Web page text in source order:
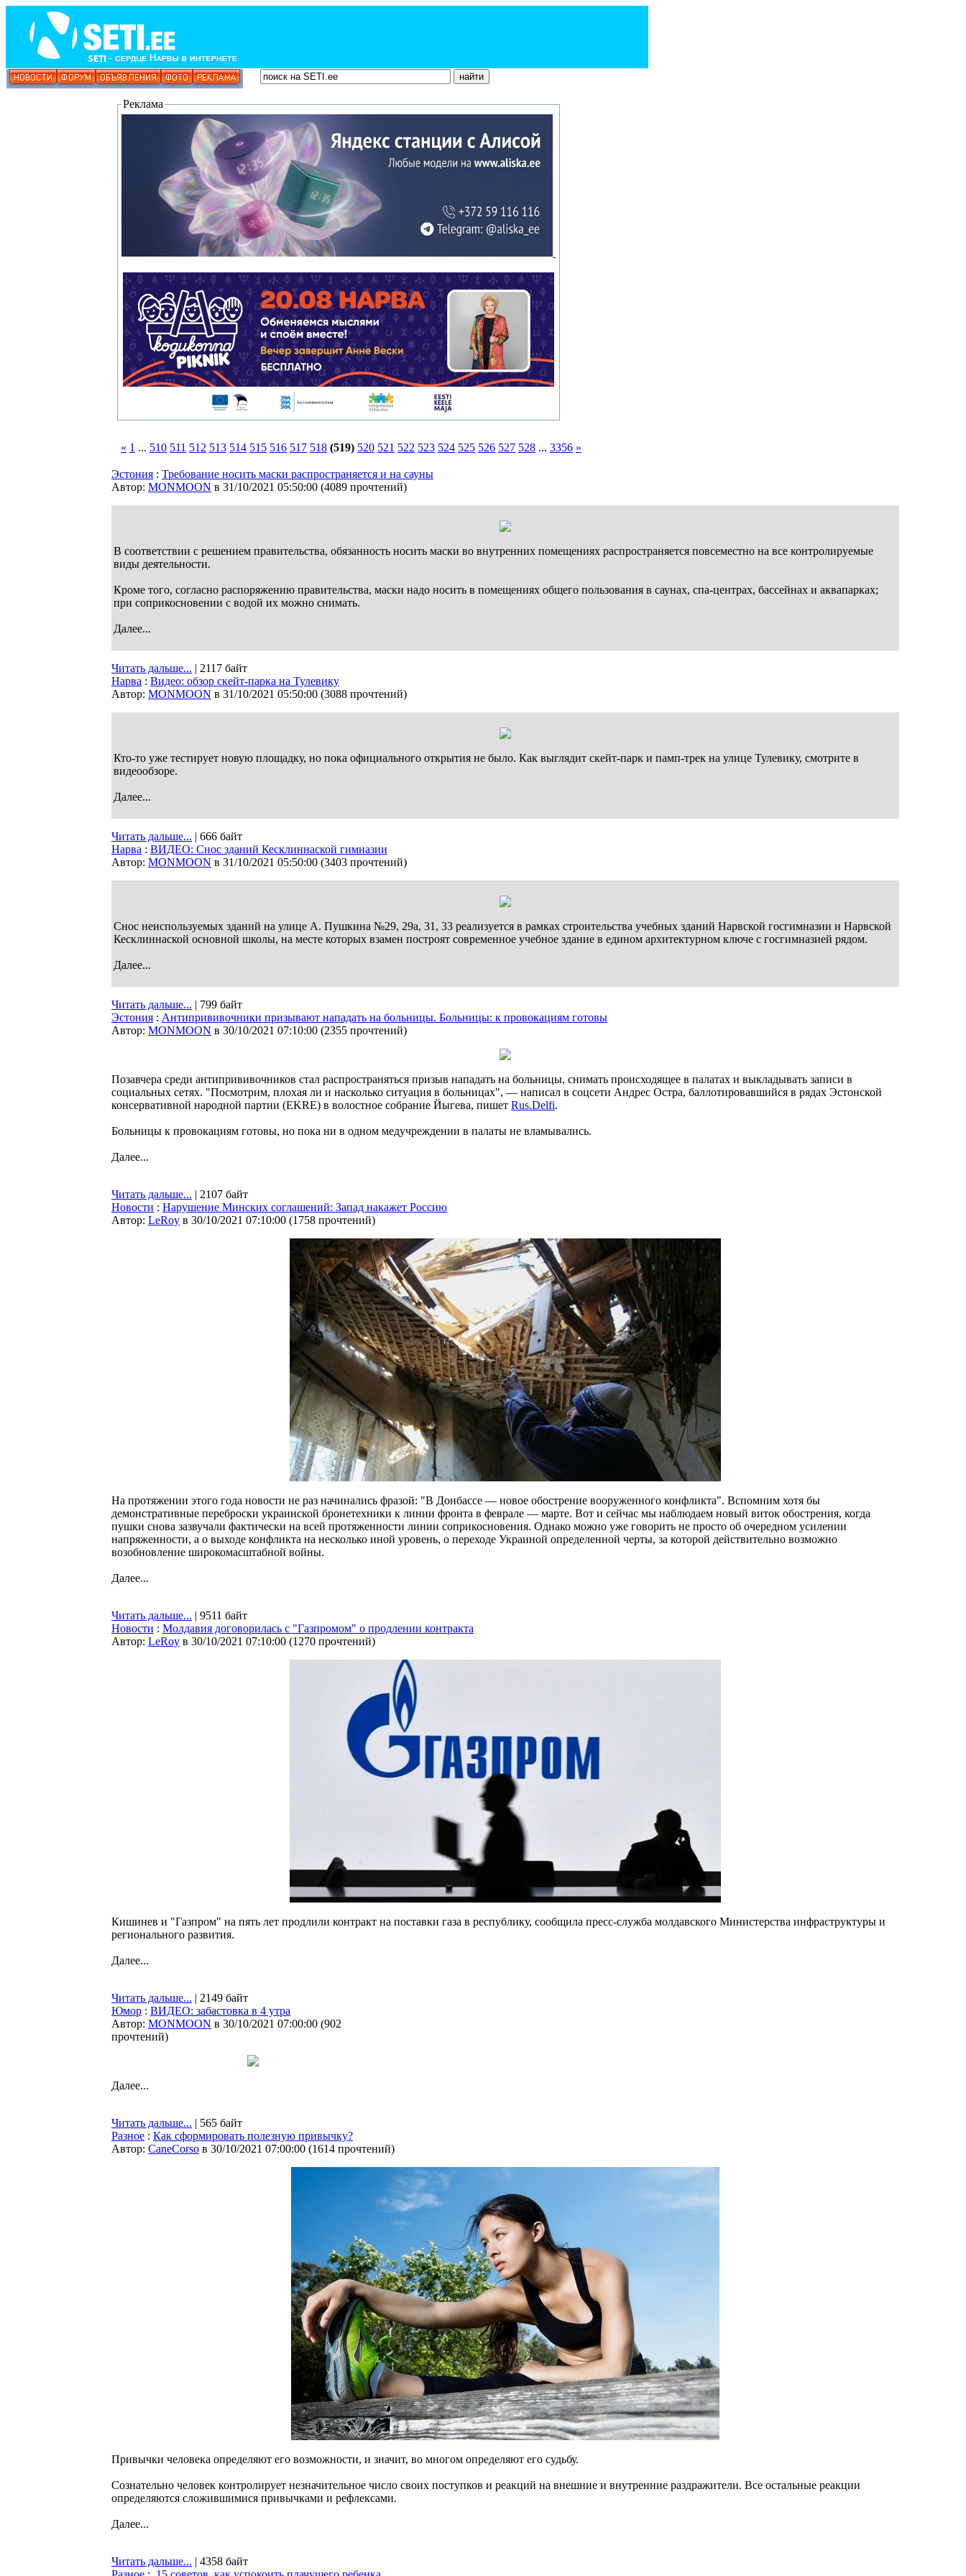
Реклама
« 1 ... 510 511 512 513 514 515 516 517 518 (519) 520 521 522 523 524 525 526 527 528 ... 3356 »
Эстония : Требование носить маски распространяется и на сауны
Автор: MONMOON в 31/10/2021 05:50:00 (4089 прочтений)
В соответствии с решением правительства, обязанность носить маски во внутренних помещениях распространяется повсеместно на все контролируемые
виды деятельности.
Кроме того, согласно распоряжению правительства, маски надо носить в помещениях общего пользования в саунах, спа-центрах, бассейнах и аквапарках;
при соприкосновении с водой их можно снимать.
Далее...
Читать дальше... | 2117 байт
Нарва : Видео: обзор скейт-парка на Тулевику
Автор: MONMOON в 31/10/2021 05:50:00 (3088 прочтений)
Кто-то уже тестирует новую площадку, но пока официального открытия не было. Как выглядит скейт-парк и памп-трек на улице Тулевику, смотрите в
видеообзоре.
Далее...
Читать дальше... | 666 байт
Нарва : ВИДЕО: Снос зданий Кесклиннаской гимназии
Автор: MONMOON в 31/10/2021 05:50:00 (3403 прочтений)
Снос неиспользуемых зданий на улице А. Пушкина №29, 29a, 31, 33 реализуется в рамках строительства учебных зданий Нарвской госгимназии и Нарвской
Кесклиннаской основной школы, на месте которых взамен построят современное учебное здание в едином архитектурном ключе с госгимназией рядом.
Далее...
Читать дальше... | 799 байт
Эстония : Антипрививочники призывают нападать на больницы. Больницы: к провокациям готовы
Автор: MONMOON в 30/10/2021 07:10:00 (2355 прочтений)
Позавчера среди антипрививочников стал распространяться призыв нападать на больницы, снимать происходящее в палатах и выкладывать записи в
социальных сетях. "Посмотрим, плохая ли и насколько ситуация в больницах", — написал в соцсети Андрес Остра, баллотировавшийся в рядах Эстонской
консервативной народной партии (EKRE) в волостное собрание Йыгева, пишет Rus.Delfi.
Больницы к провокациям готовы, но пока ни в одном медучреждении в палаты не вламывались.
Далее...
Читать дальше... | 2107 байт
Новости : Нарушение Минских соглашений: Запад накажет Россию
Автор: LeRoy в 30/10/2021 07:10:00 (1758 прочтений)
На протяжении этого года новости не раз начинались фразой: "В Донбассе — новое обострение вооруженного конфликта". Вспомним хотя бы
демонстративные переброски украинской бронетехники к линии фронта в феврале — марте. Вот и сейчас мы наблюдаем новый виток обострения, когда
пушки снова зазвучали фактически на всей протяженности линии соприкосновения. Однако можно уже говорить не просто об очередном усилении
напряженности, а о выходе конфликта на несколько иной уровень, о переходе Украиной определенной черты, за которой действительно возможно
возобновление широкомасштабной войны.
Далее...
Читать дальше... | 9511 байт
Новости : Молдавия договорилась с "Газпромом" о продлении контракта
Автор: LeRoy в 30/10/2021 07:10:00 (1270 прочтений)
Кишинев и "Газпром" на пять лет продлили контракт на поставки газа в республику, сообщила пресс-служба молдавского Министерства инфраструктуры и
регионального развития.
Далее...
Читать дальше... | 2149 байт
Юмор : ВИДЕО: забастовка в 4 утра
Автор: MONMOON в 30/10/2021 07:00:00 (902
прочтений)
Далее...
Читать дальше... | 565 байт
Разное : Как сформировать полезную привычку?
Автор: CaneCorso в 30/10/2021 07:00:00 (1614 прочтений)
Привычки человека определяют его возможности, и значит, во многом определяют его судьбу.
Сознательно человек контролирует незначительное число своих поступков и реакций на внешние и внутренние раздражители. Все остальные реакции
определяются сложившимися привычками и рефлексами.
Далее...
Читать дальше... | 4358 байт